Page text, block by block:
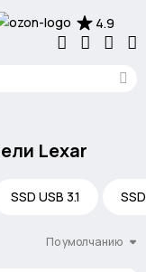
4.9
Lexar
SSD USB 3.1
По умолчанию